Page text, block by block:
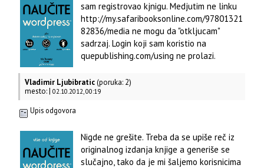
sam registrovao kjnigu. Medjutim ne linku
http://my.safaribooksonline.com/97801321
82836/media ne mogu da "otkljucam"
sadrzaj. Login koji sam koristio na
quepublishing.com/using ne prolazi.
Vladimir Ljubibratic(poruka: 2)
mesto: |02.10.2012, 00:19
Upis odgovora
Nigde ne grešite. Treba da se upiše reč iz
originalnog izdanja knjige a generiše se
slučajno, tako da je mi šaljemo korisnicima